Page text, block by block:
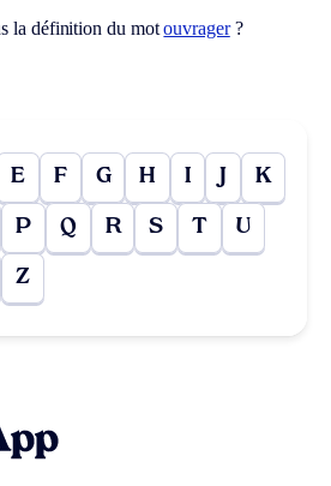
la définition du motouvrager?
E F G H I J K
P Q R S T U
Z